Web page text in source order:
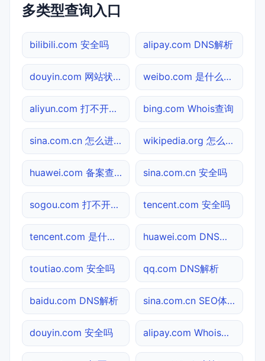
多类型查询入口
bilibili.com 安全吗 alipay.com DNS解析
douyin.com 网站状态 weibo.com 是什么网站
aliyun.com 打不开检测 bing.com Whois查询
sina.com.cn 怎么进入 wikipedia.org 怎么进入
huawei.com 备案查询 sina.com.cn 安全吗
sogou.com 打不开检测 tencent.com 安全吗
tencent.com 是什么网站 huawei.com DNS解析
toutiao.com 安全吗 qq.com DNS解析
baidu.com DNS解析 sina.com.cn SEO体检
douyin.com 安全吗 alipay.com Whois查询